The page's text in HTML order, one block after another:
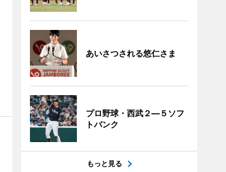
あいさつされる悠仁さま
プロ野球・西武２―５ソフ
トバンク
もっと見る